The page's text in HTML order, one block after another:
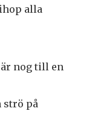
alla
nog till en
strö på